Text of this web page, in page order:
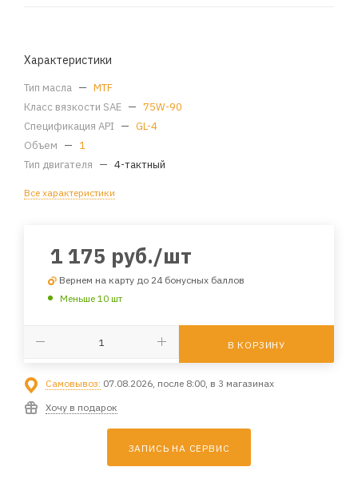
Характеристики
Тип масла — MTF
Класс вязкости SAE — 75W-90
Спецификация API — GL-4
Объем — 1
Тип двигателя — 4-тактный
Все характеристики
1 175 руб./шт
Вернем на карту до 24 бонусных баллов
Меньше 10 шт
В КОРЗИНУ
Самовывоз: 07.08.2026, после 8:00, в 3 магазинах
Хочу в подарок
ЗАПИСЬ НА СЕРВИС